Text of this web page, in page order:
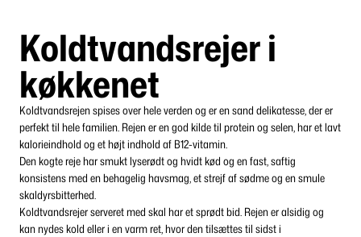
Koldtvandsrejer i
køkkenet
Koldtvandsrejen spises over hele verden og er en sand delikatesse, der er
perfekt til hele familien. Rejen er en god kilde til protein og selen, har et lavt
kalorieindhold og et højt indhold af B12-vitamin.
Den kogte reje har smukt lyserødt og hvidt kød og en fast, saftig
konsistens med en behagelig havsmag, et strejf af sødme og en smule
skaldyrsbitterhed.
Koldtvandsrejer serveret med skal har et sprødt bid. Rejen er alsidig og
kan nydes kold eller i en varm ret, hvor den tilsættes til sidst i